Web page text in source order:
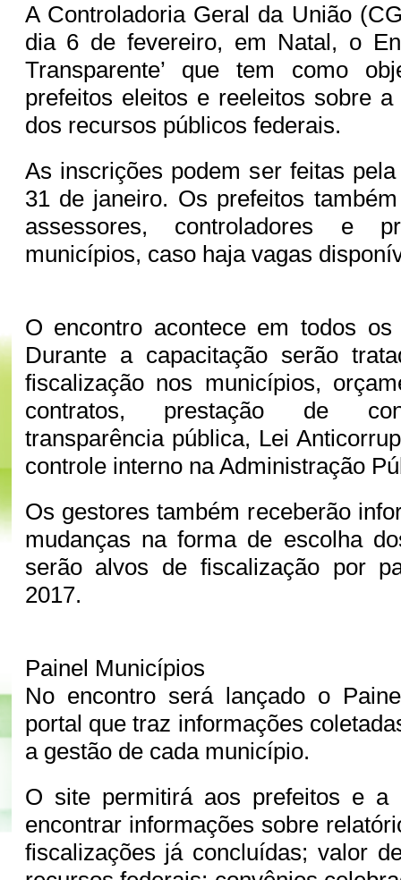
A Controladoria Geral da União
dia 6 de fevereiro, em Natal, o
Transparente’ que tem como
prefeitos eleitos e reeleitos sobre
dos recursos públicos federais.
As inscrições podem ser feitas
31 de janeiro. Os prefeitos
assessores, controladores e
municípios, caso haja vagas
O encontro acontece em todos
Durante a capacitação serão
fiscalização nos municípios,
contratos, prestação de
transparência pública, Lei
controle interno na Administração
Os gestores também receberão
mudanças na forma de escolha
serão alvos de fiscalização por
2017.
Painel Municípios
No encontro será lançado o
portal que traz informações
a gestão de cada município.
O site permitirá aos prefeitos e a
encontrar informações sobre
fiscalizações já concluídas; valor